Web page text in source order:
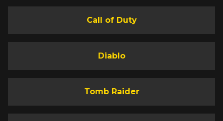
Call of Duty
Diablo
Tomb Raider